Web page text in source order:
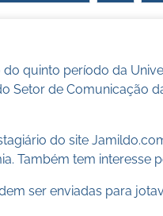
quinto período da
Setor de Comunicação
do site
Também tem interesse
ser enviadas para